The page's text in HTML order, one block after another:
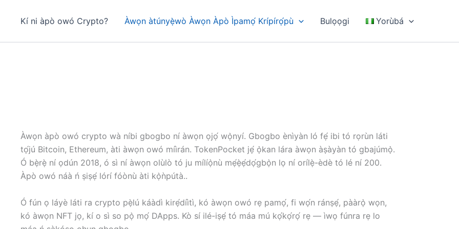
Kí ni àpò owó Crypto? Àwọn àtúnyẹ̀wò Àwọn Àpò Ìpamọ́ Krípírọ́pù Bulọọgi Yorùbá
Àwọn àpò owó crypto wà níbi gbogbo ní àwọn ọjọ́ wọ̀nyí. Gbogbo ènìyàn ló fẹ́ ibi tó rọrùn láti
tọ́jú Bitcoin, Ethereum, àti àwọn owó míìrán. TokenPocket jẹ́ ọ̀kan lára ​​àwọn àṣàyàn tó gbajúmọ̀.
Ó bẹ̀rẹ̀ ní ọdún 2018, ó sì ní àwọn olùlò tó ju mílíọ̀nù mẹ́ẹ̀ẹ́dọ́gbọ̀n lọ ní orílẹ̀-èdè tó lé ní 200.
Àpò owó náà ń ṣiṣẹ́ lórí fóònù àti kọ̀ǹpútà..
Ó fún ọ láyè láti ra crypto pẹ̀lú káàdì kirẹ́díìtì, kó àwọn owó rẹ pamọ́, fi wọ́n ránṣẹ́, pààrọ̀ wọn,
kó àwọn NFT jọ, kí o sì so pọ̀ mọ́ DApps. Kò sí ilé-iṣẹ́ tó máa mú kọ́kọ́rọ́ rẹ — ìwọ fúnra rẹ lo